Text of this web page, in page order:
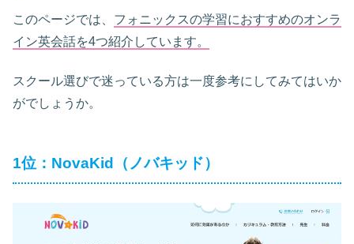
このページでは、 フォニックスの学習におすすめのオンラ
イン英会話を4つ紹介しています。
スクール選びで迷っている方は一度参考にしてみてはいか
がでしょうか。
1位：NovaKid（ノバキッド）